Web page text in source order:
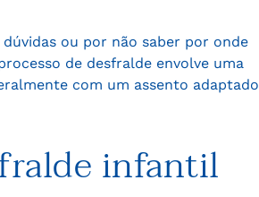
ou por não saber por onde
de desfralde envolve uma
com um assento adaptado
infantil